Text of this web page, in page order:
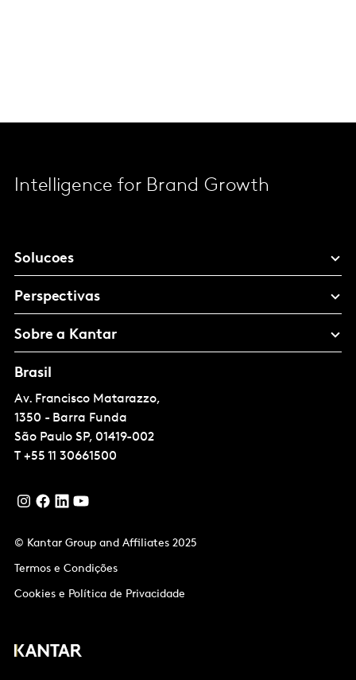
Intelligence for Brand Growth
Solucoes
Perspectivas
Sobre a Kantar
Brasil
Av. Francisco Matarazzo,
1350 - Barra Funda
São Paulo SP, 01419-002
T +55 11 30661500
© Kantar Group and Affiliates 2025
Termos e Condições
Cookies e Política de Privacidade